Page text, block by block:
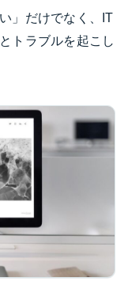
」だけでなく、IT
トラブルを起こし